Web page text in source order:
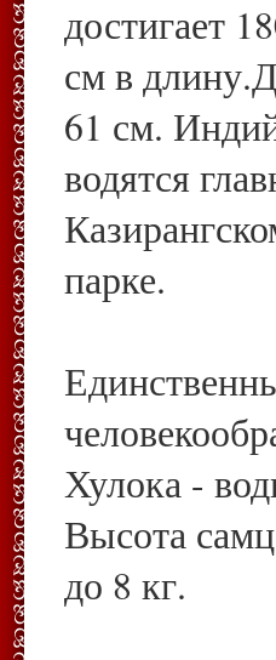
достигает
см в
61 см.
водятся
парке.
Хулока -
Высота
до 8 кг.